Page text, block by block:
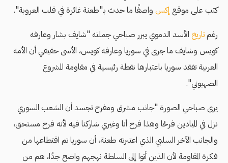
كتب على موقع إكس واصفًا ما حدث بـ"طعنة غائرة في قلب العروبة".
رغمتاريخ الأسد الدموي يبرر صباحي جملته "شايف بشار وعارفه
كويس وشايف ما جرى في سوريا وعارفه كويس، الأسى حقيقي أن الأمة
العربية تفقد سوريا باعتبارها نقطة رئيسية في مقاومة المشروع
الصهيوني".
يرى صباحي الصورة "جانب مشرق ومفرح تجسد أن الشعب السوري
نزل في الميادين فرحًا وهذا فرح أنا وغيري شاركنا فيه لأنه فرح مستحق،
والجانب الآخر السلبي الذي اعتبرته طعنة، أن سوريا تم اقتطاعها من
فكرة المقاومة لأن الذين أتوا إلى السلطة نهجهم واضح جدًا، هم من